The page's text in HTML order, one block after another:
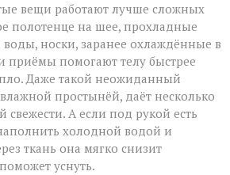
вещи работают лучше сложных
полотенце на шее, прохладные
воды, носки, заранее охлаждённые в
приёмы помогают телу быстрее
Даже такой неожиданный
простынёй, даёт несколько
свежести. А если под рукой есть
холодной водой и
ткань она мягко снизит
уснуть.